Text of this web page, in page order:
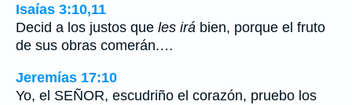
Isaías 3:10,11
Decid a los justos que les irá bien, porque el fruto
de sus obras comerán.…
Jeremías 17:10
Yo, el SEÑOR, escudriño el corazón, pruebo los